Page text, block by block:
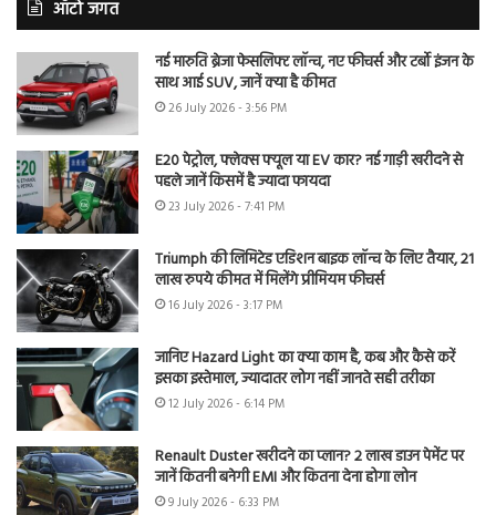
ऑटो जगत
नई मारुति ब्रेजा फेसलिफ्ट लॉन्च, नए फीचर्स और टर्बो इंजन के
साथ आई SUV, जानें क्या है कीमत
26 July 2026 - 3:56 PM
E20 पेट्रोल, फ्लेक्स फ्यूल या EV कार? नई गाड़ी खरीदने से
पहले जानें किसमें है ज्यादा फायदा
23 July 2026 - 7:41 PM
Triumph की लिमिटेड एडिशन बाइक लॉन्च के लिए तैयार, 21
लाख रुपये कीमत में मिलेंगे प्रीमियम फीचर्स
16 July 2026 - 3:17 PM
जानिए Hazard Light का क्या काम है, कब और कैसे करें
इसका इस्तेमाल, ज्यादातर लोग नहीं जानते सही तरीका
12 July 2026 - 6:14 PM
Renault Duster खरीदने का प्लान? 2 लाख डाउन पेमेंट पर
जानें कितनी बनेगी EMI और कितना देना होगा लोन
9 July 2026 - 6:33 PM